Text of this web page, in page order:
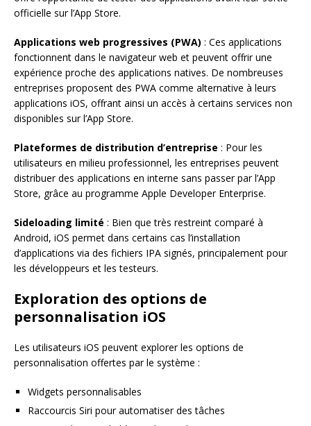
officielle sur l’App Store.
Applications web progressives (PWA) : Ces applications
fonctionnent dans le navigateur web et peuvent offrir une
expérience proche des applications natives. De nombreuses
entreprises proposent des PWA comme alternative à leurs
applications iOS, offrant ainsi un accès à certains services non
disponibles sur l’App Store.
Plateformes de distribution d’entreprise : Pour les
utilisateurs en milieu professionnel, les entreprises peuvent
distribuer des applications en interne sans passer par l’App
Store, grâce au programme Apple Developer Enterprise.
Sideloading limité : Bien que très restreint comparé à
Android, iOS permet dans certains cas l’installation
d’applications via des fichiers IPA signés, principalement pour
les développeurs et les testeurs.
Exploration des options de
personnalisation iOS
Les utilisateurs iOS peuvent explorer les options de
personnalisation offertes par le système :
Widgets personnalisables
Raccourcis Siri pour automatiser des tâches